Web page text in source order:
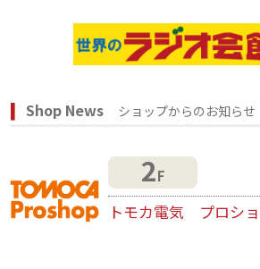
Shop News ショップからのお知らせ
2F
トモカ電気 プロシ